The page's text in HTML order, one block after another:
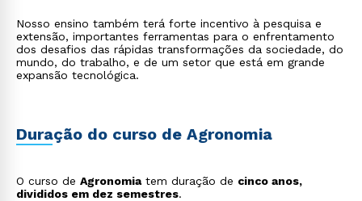
Nosso ensino também terá forte incentivo à pesquisa e
extensão, importantes ferramentas para o enfrentamento
dos desafios das rápidas transformações da sociedade, do
mundo, do trabalho, e de um setor que está em grande
expansão tecnológica.
Duração do curso de Agronomia
O curso de Agronomiatem duração de cinco anos,
divididos em dez semestres.